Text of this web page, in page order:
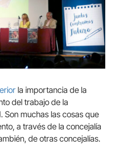
la importancia de la
del trabajo de la
Son muchas las cosas que
a través de la concejalía
de otras concejalías.